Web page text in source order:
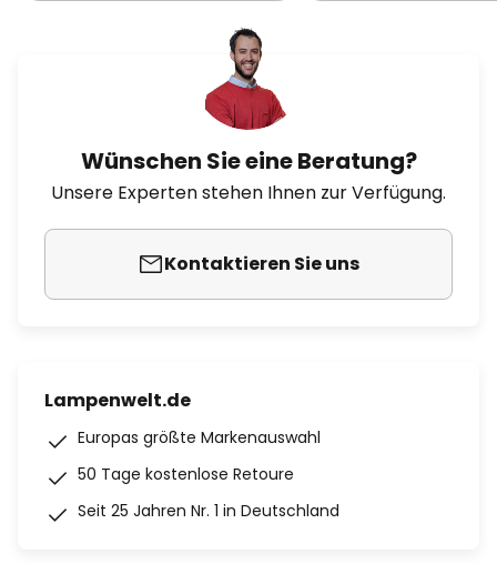
Wünschen Sie eine Beratung?
Unsere Experten stehen Ihnen zur Verfügung.
Kontaktieren Sie uns
Lampenwelt.de
Europas größte Markenauswahl
50 Tage kostenlose Retoure
Seit 25 Jahren Nr. 1 in Deutschland